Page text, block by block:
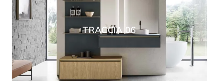
TRACCIA 06